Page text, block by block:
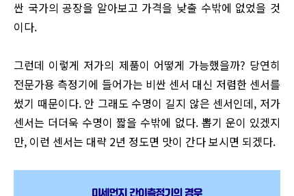
싼 국가의 공장을 알아보고 가격을 낮출 수밖에 없었을 것
이다.
그런데 이렇게 저가의 제품이 어떻게 가능했을까? 당연히
전문가용 측정기에 들어가는 비싼 센서 대신 저렴한 센서를
썼기 때문이다. 안 그래도 수명이 길지 않은 센서인데, 저가
센서는 더더욱 수명이 짧을 수밖에 없다. 뽑기 운이 있겠지
만, 이런 센서는 대략 2년 정도면 맛이 간다 보시면 되겠다.